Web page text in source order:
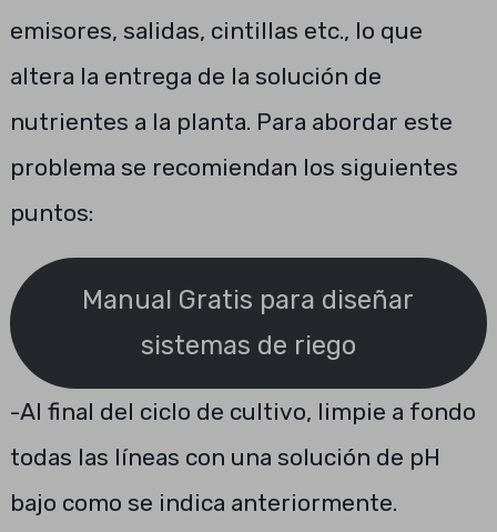
emisores, salidas, cintillas etc., lo que
altera la entrega de la solución de
nutrientes a la planta. Para abordar este
problema se recomiendan los siguientes
puntos:
Manual Gratis para diseñar
sistemas de riego
-Al final del ciclo de cultivo, limpie a fondo
todas las líneas con una solución de pH
bajo como se indica anteriormente.